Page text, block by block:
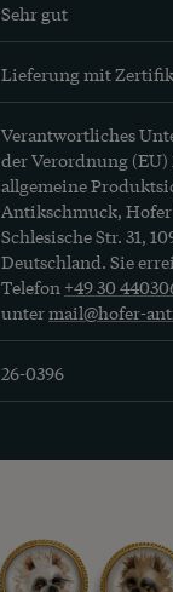
Sehr gut
Lieferung mit
Verantwortliches
der Verordnung (EU)
allgemeine
Antikschmuck, Hofer
Schlesische Str. 31,
Deutschland. Sie
Telefon +49 30
untermail@hofer-
26-0396